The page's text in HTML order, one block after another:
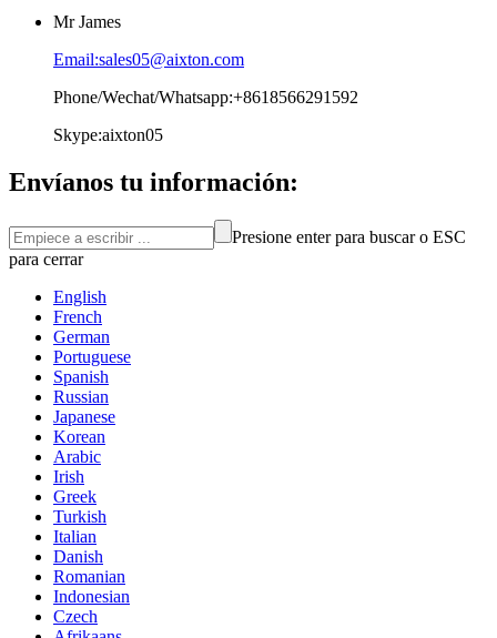
Mr James
Email:sales05@aixton.com
Phone/Wechat/Whatsapp:+8618566291592
Skype:aixton05
Envíanos tu información:
Presione enter para buscar o ESC
para cerrar
English
French
German
Portuguese
Spanish
Russian
Japanese
Korean
Arabic
Irish
Greek
Turkish
Italian
Danish
Romanian
Indonesian
Czech